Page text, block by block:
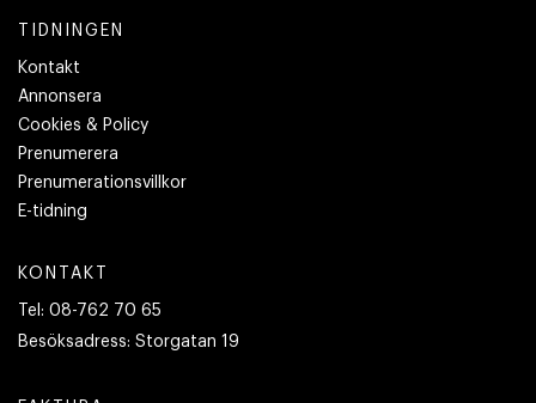
TIDNINGEN
Kontakt
Annonsera
Cookies & Policy
Prenumerera
Prenumerationsvillkor
E-tidning
KONTAKT
Tel: 08-762 70 65
Besöksadress: Storgatan 19